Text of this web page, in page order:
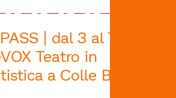
| dal 3 al 7
Teatro in
a Colle Brianza